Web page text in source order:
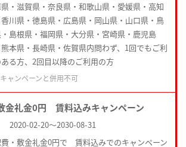
・滋賀県・奈良県・和歌山県・愛媛県・高知
川県・徳島県・広島県・岡山県・山口県・鳥
島根県・福岡県・大分県・宮崎県・鹿児島
本県・長崎県・佐賀県内問わず、1回でもご利
る方、2回目以降のご利用の方
ャンペーンと併用不可
金礼金0円 賃料込みキャンペーン
2020-02-20～2030-08-31
・敷金礼金0円で 賃料込みでのキャンペーン